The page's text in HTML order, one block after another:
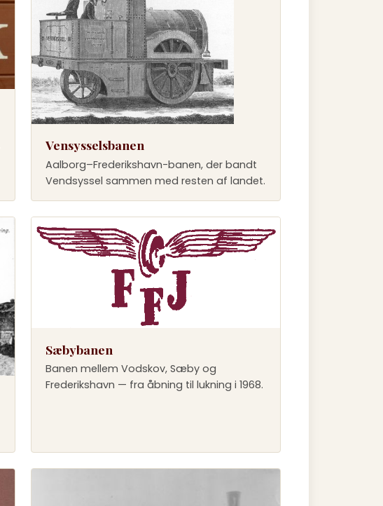
Vensysselsbanen
Aalborg–Frederikshavn-banen, der bandt
Vendsyssel sammen med resten af landet.
Sæbybanen
Banen mellem Vodskov, Sæby og
Frederikshavn — fra åbning til lukning i 1968.